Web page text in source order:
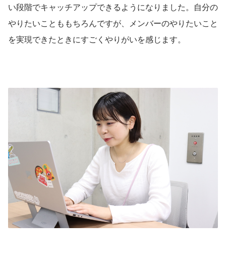
い段階でキャッチアップできるようになりました。自分の
やりたいことももちろんですが、メンバーのやりたいこと
を実現できたときにすごくやりがいを感じます。